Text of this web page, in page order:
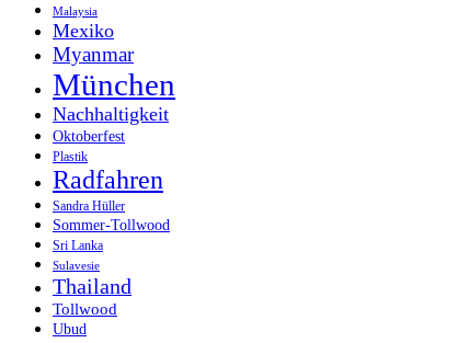
Malaysia
Mexiko
Myanmar
München
Nachhaltigkeit
Oktoberfest
Plastik
Radfahren
Sandra Hüller
Sommer-Tollwood
Sri Lanka
Sulavesie
Thailand
Tollwood
Ubud